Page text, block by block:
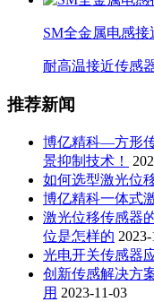
SM全金属电感接
耐高温接近传感
推荐新闻
博亿精科—方形
景抑制技术！
如何选型激光位
博亿精科一体式
激光位移传感器
位是怎样的
光电开关传感器
创新传感解决方
用 2023-11-03